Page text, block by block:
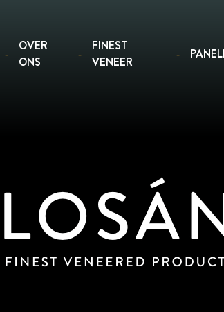
OVER
ONS
FINEST
VENEER